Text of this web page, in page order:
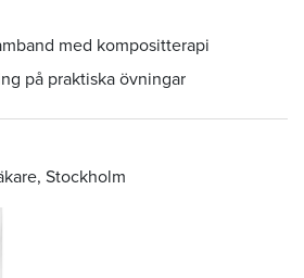
med kompositterapi
på praktiska övningar
Stockholm